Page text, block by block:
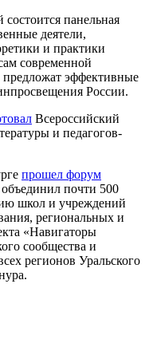
панельная
деятели,
и практики
современной
предложат эффективные
России.
Всероссийский
и педагогов-
прошел форум
почти 500
школ и учреждений
региональных и
«Навигаторы
сообщества и
регионов Уральского